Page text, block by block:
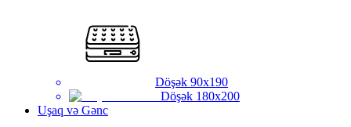
Döşək 90x190
Döşək 180x200
Uşaq və Gənc